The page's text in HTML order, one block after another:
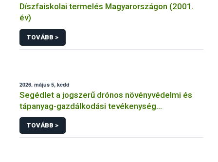
Díszfaiskolai termelés Magyarországon (2001.
év)
TOVÁBB >
2026. május 5, kedd
Segédlet a jogszerű drónos növényvédelmi és
tápanyag-gazdálkodási tevékenység
legfontosabb feltételeiről
TOVÁBB >